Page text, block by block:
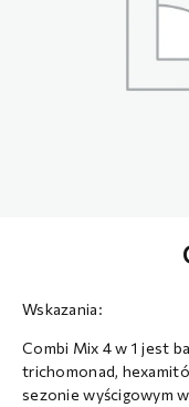
Wskazania:
Combi Mix 4 w 1 jest
trichomonad,
sezonie wyścigowym